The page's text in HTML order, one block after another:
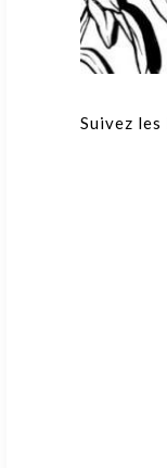
Suivez